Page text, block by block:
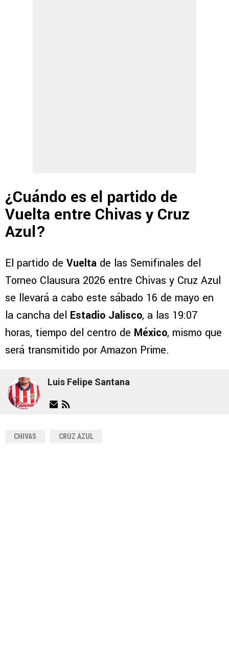
¿Cuándo es el partido de
Vuelta entre Chivas y Cruz
Azul?
El partido de Vuelta de las Semifinales del
Torneo Clausura 2026 entre Chivas y Cruz Azul
se llevará a cabo este sábado 16 de mayo en
la cancha del Estadio Jalisco, a las 19:07
horas, tiempo del centro de México, mismo que
será transmitido por Amazon Prime.
Luis Felipe Santana
CHIVAS CRUZ AZUL